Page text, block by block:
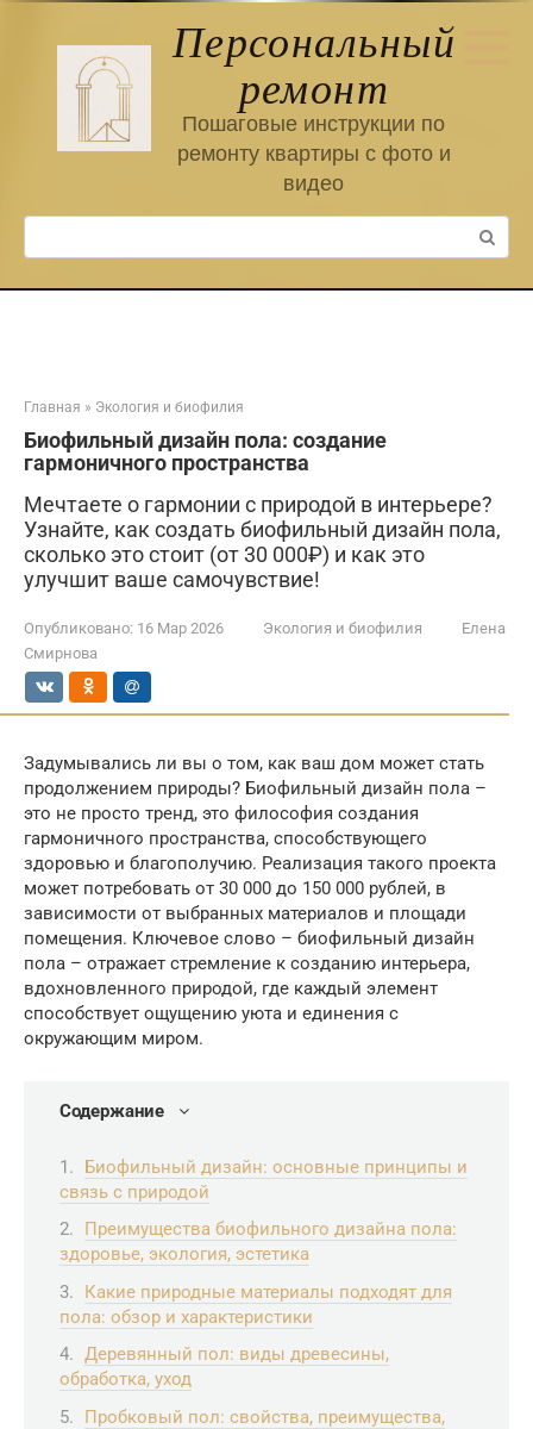
Персональный
ремонт
Пошаговые инструкции по
ремонту квартиры с фото и
видео
Поиск:
Главная » Экология и биофилия
Биофильный дизайн пола: создание
гармоничного пространства
Мечтаете о гармонии с природой в интерьере?
Узнайте, как создать биофильный дизайн пола,
сколько это стоит (от 30 000₽) и как это
улучшит ваше самочувствие!
Опубликовано: 16 Мар 2026 Экология и биофилия
Елена
Смирнова
Задумывались ли вы о том, как ваш дом может стать
продолжением природы? Биофильный дизайн пола –
это не просто тренд, это философия создания
гармоничного пространства, способствующего
здоровью и благополучию. Реализация такого проекта
может потребовать от 30 000 до 150 000 рублей, в
зависимости от выбранных материалов и площади
помещения. Ключевое слово – биофильный дизайн
пола – отражает стремление к созданию интерьера,
вдохновленного природой, где каждый элемент
способствует ощущению уюта и единения с
окружающим миром.
Содержание
Биофильный дизайн: основные принципы и
связь с природой
Преимущества биофильного дизайна пола:
здоровье, экология, эстетика
Какие природные материалы подходят для
пола: обзор и характеристики
Деревянный пол: виды древесины,
обработка, уход
Пробковый пол: свойства, преимущества,